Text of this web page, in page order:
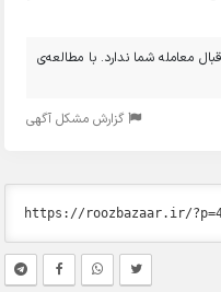
معامله شما ندارد. با مطالعه‌ی
گزارش مشکل آگهی